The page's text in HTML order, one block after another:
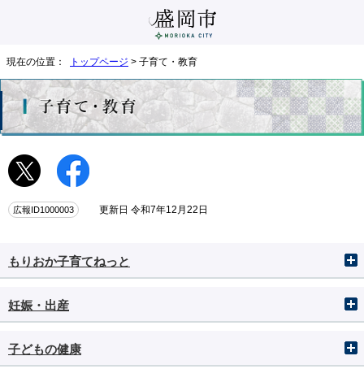
現在の位置： トップページ > 子育て・教育
広報ID1000003 更新日 令和7年12月22日
もりおか子育てねっと
妊娠・出産
子どもの健康